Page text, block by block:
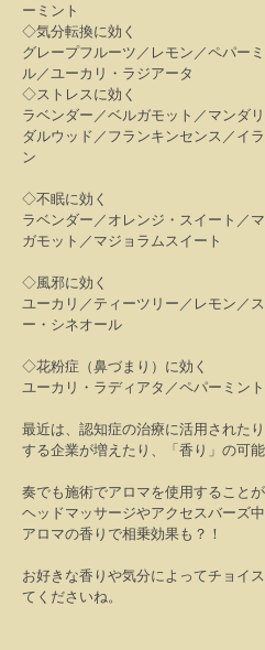
ーミント
◇気分転換に効く
グレープフルーツ／レモン／ペパー
ル／ユーカリ・ラジアータ
◇ストレスに効く
ラベンダー／ベルガモット／マンダ
ダルウッド／フランキンセンス／イ
ン
◇不眠に効く
ラベンダー／オレンジ・スイート／
ガモット／マジョラムスイート
◇風邪に効く
ユーカリ／ティーツリー／レモン／
ー・シネオール
◇花粉症（鼻づまり）に効く
ユーカリ・ラディアタ／ペパーミン
最近は、認知症の治療に活用された
する企業が増えたり、「香り」の可
奏でも施術でアロマを使用することが
ヘッドマッサージやアクセスバーズ
アロマの香りで相乗効果も？！
お好きな香りや気分によってチョイ
てくださいね。